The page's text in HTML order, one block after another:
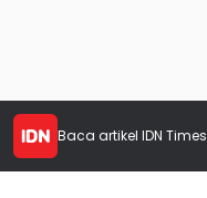
Baca artikel IDN Times